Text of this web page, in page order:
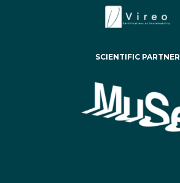
SCIENTIFIC PARTNER